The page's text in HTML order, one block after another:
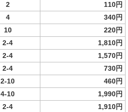
2
110円
4
340円
10
220円
2-4
1,810円
2-4 1,570円
2-4
730円
2-10
460円
4-10
1,990円
2-4
1,910円